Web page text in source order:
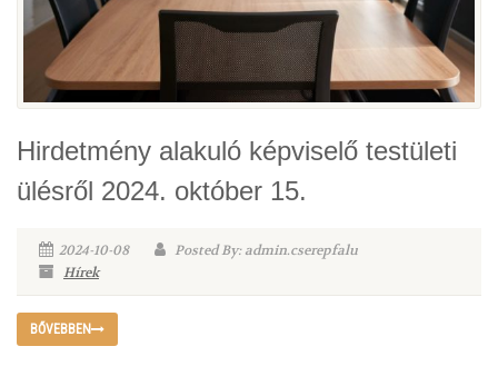
Hirdetmény alakuló képviselő testületi
ülésről 2024. október 15.
2024-10-08
Posted By: admin.cserepfalu
Hírek
BŐVEBBEN